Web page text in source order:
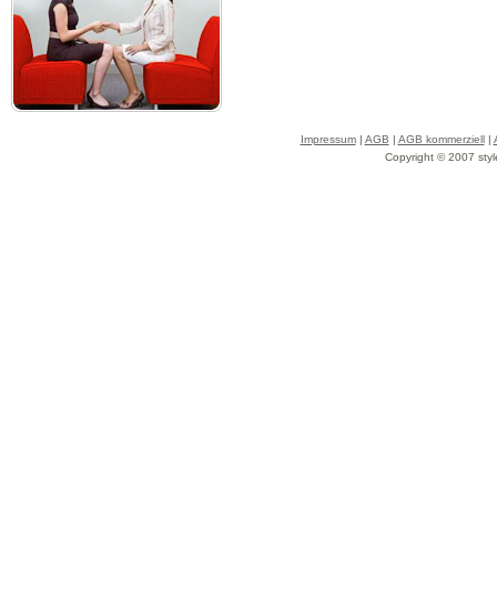
Impressum| AGB | AGB kommerziell|
Copyright © 2007